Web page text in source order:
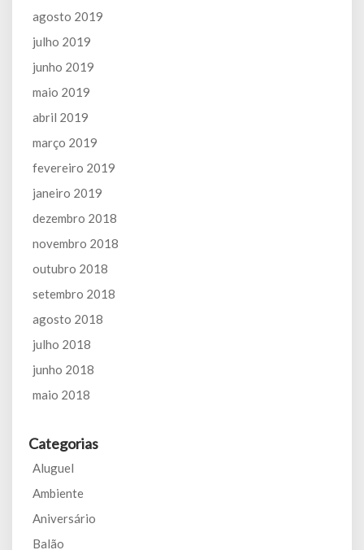
agosto 2019
julho 2019
junho 2019
maio 2019
abril 2019
março 2019
fevereiro 2019
janeiro 2019
dezembro 2018
novembro 2018
outubro 2018
setembro 2018
agosto 2018
julho 2018
junho 2018
maio 2018
Categorias
Aluguel
Ambiente
Aniversário
Balão